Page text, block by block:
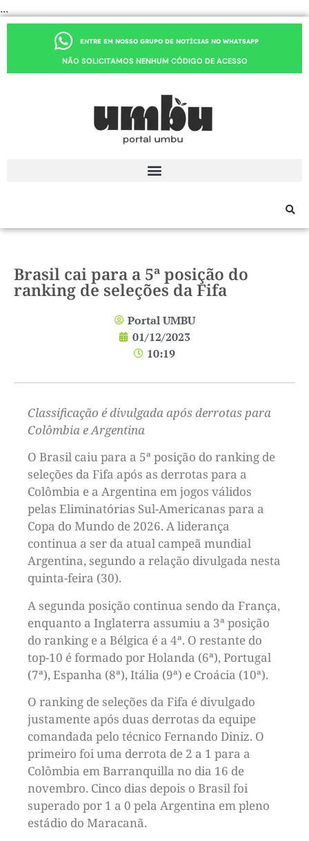
...
ENTRE EM NOSSO GRUPO DE NOTÍCIAS NO WHATSAPP
NÃO SOLICITAMOS NENHUM CÓDIGO DE ACESSO
Brasil cai para a 5ª posição do
ranking de seleções da Fifa
Portal UMBU
01/12/2023
10:19
Classificação é divulgada após derrotas para
Colômbia e Argentina
O Brasil caiu para a 5ª posição do ranking de
seleções da Fifa após as derrotas para a
Colômbia e a Argentina em jogos válidos
pelas Eliminatórias Sul-Americanas para a
Copa do Mundo de 2026. A liderança
continua a ser da atual campeã mundial
Argentina, segundo a relação divulgada nesta
quinta-feira (30).
A segunda posição continua sendo da França,
enquanto a Inglaterra assumiu a 3ª posição
do ranking e a Bélgica é a 4ª. O restante do
top-10 é formado por Holanda (6ª), Portugal
(7ª), Espanha (8ª), Itália (9ª) e Croácia (10ª).
O ranking de seleções da Fifa é divulgado
justamente após duas derrotas da equipe
comandada pelo técnico Fernando Diniz. O
primeiro foi uma derrota de 2 a 1 para a
Colômbia em Barranquilla no dia 16 de
novembro. Cinco dias depois o Brasil foi
superado por 1 a 0 pela Argentina em pleno
estádio do Maracanã.